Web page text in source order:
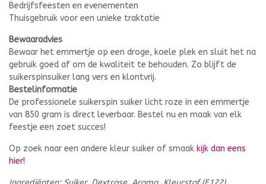
Bedrijfsfeesten en evenementen
Thuisgebruik voor een unieke traktatie
Bewaaradvies
Bewaar het emmertje op een droge, koele plek en sluit het na
gebruik goed af om de kwaliteit te behouden. Zo blijft de
suikerspinsuiker lang vers en klontvrij.
Bestelinformatie
De professionele suikerspin suiker licht roze in een emmertje
van 850 gram is direct leverbaar. Bestel nu en maak van elk
feestje een zoet succes!
Op zoek naar een andere kleur suiker of smaak kijk dan eens
hier!